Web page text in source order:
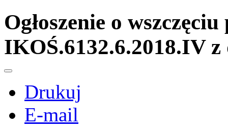
Ogłoszenie o
IKOŚ.6132.6.2018.IV
Drukuj
E-mail